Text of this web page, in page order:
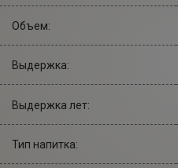
Объем:
Выдержка:
Выдержка лет:
Тип напитка: